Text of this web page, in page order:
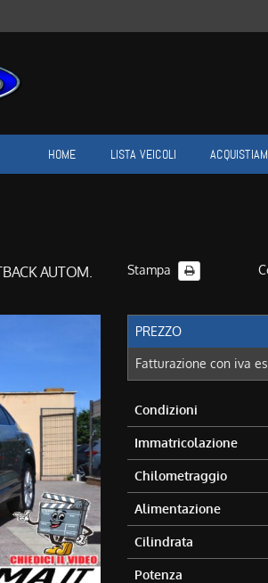
HOME LISTA VEICOLI
AUTOM.
Stampa
PREZZO
Fatturazione con iva
Condizioni
Immatricolazione
Chilometraggio
Alimentazione
Cilindrata
Potenza